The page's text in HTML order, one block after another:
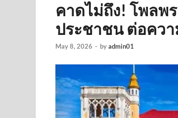
คาดไม่ถึง! โพลพร
ประชาชน ต่อคว
May 8, 2026 - byadmin01